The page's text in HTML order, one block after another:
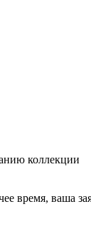
коллекции
ваша